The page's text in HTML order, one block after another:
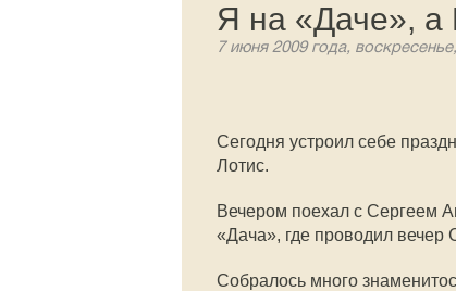
Я на «Даче»,
7 июня 2009 года,
Сегодня устроил себе
Лотис.
Вечером поехал с Сергеем
«Дача», где проводил вечер
Собралось много